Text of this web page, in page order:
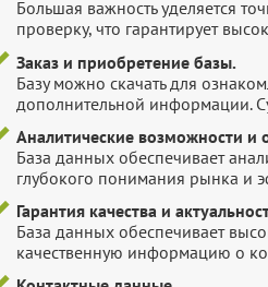
Большая важность уделяется
проверку, что гарантирует
Заказ и приобретение базы.
Базу можно скачать для
дополнительной информации.
Аналитические возможности и
База данных обеспечивает
глубокого понимания рынка и
Гарантия качества и
База данных обеспечивает
качественную информацию о